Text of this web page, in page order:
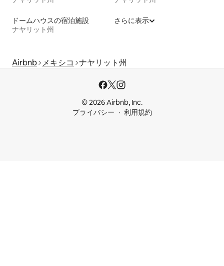
ドームハウスの宿泊施設
ナヤリット州
さらに表示
Airbnb メキシコ ナヤリット州
© 2026 Airbnb, Inc.
プライバシー
利用規約